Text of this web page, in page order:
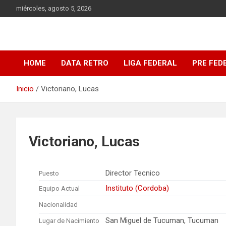
al
miércoles, agosto 5, 2026
DATA Basquet
HOME DATA RETRO LIGA FEDERAL PRE
Inicio Victoriano, Lucas
Victoriano, Lucas
Puesto Director Tecnico
Equipo Actual Instituto (Cordoba)
Nacionalidad
Lugar de Nacimiento San Miguel de Tucuman, Tucuman